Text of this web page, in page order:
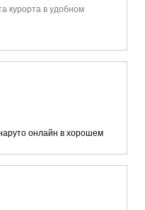
курорта в удобном
онлайн в хорошем